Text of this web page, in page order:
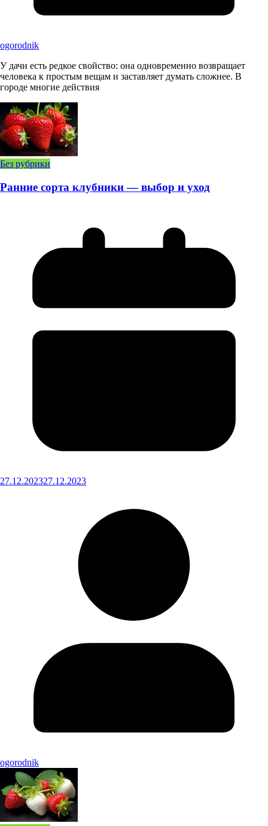
ogorodnik
У дачи есть редкое свойство: она одновременно возвращает
человека к простым вещам и заставляет думать сложнее. В
городе многие действия
Без рубрики
Ранние сорта клубники — выбор и уход
27.12.202327.12.2023
ogorodnik